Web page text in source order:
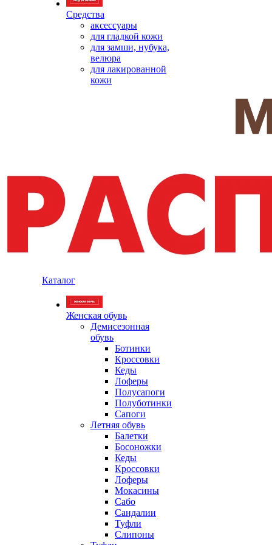
Средства
аксессуары
для гладкой кожи
для замши, нубука,
велюра
для лакированной
кожи
Каталог
Женская обувь
Демисезонная
обувь
Ботинки
Кроссовки
Кеды
Лоферы
Полусапоги
Полуботинки
Сапоги
Летняя обувь
Балетки
Босоножки
Кеды
Кроссовки
Лоферы
Мокасины
Сабо
Сандалии
Туфли
Слипоны